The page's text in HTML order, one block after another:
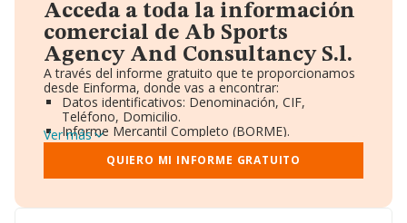
Acceda a toda la información
comercial de Ab Sports
Agency And Consultancy S.l.
A través del informe gratuito que te proporcionamos
desde Einforma, donde vas a encontrar:
Datos identificativos: Denominación, CIF,
Teléfono, Domicilio.
Informe Mercantil Completo (BORME).
Gráficos de Evolución Ventas y Empleados.
Consejo de Administración y Administradores.
Directivos y Ejecutivos.
Ver más
QUIERO MI INFORME GRATUITO